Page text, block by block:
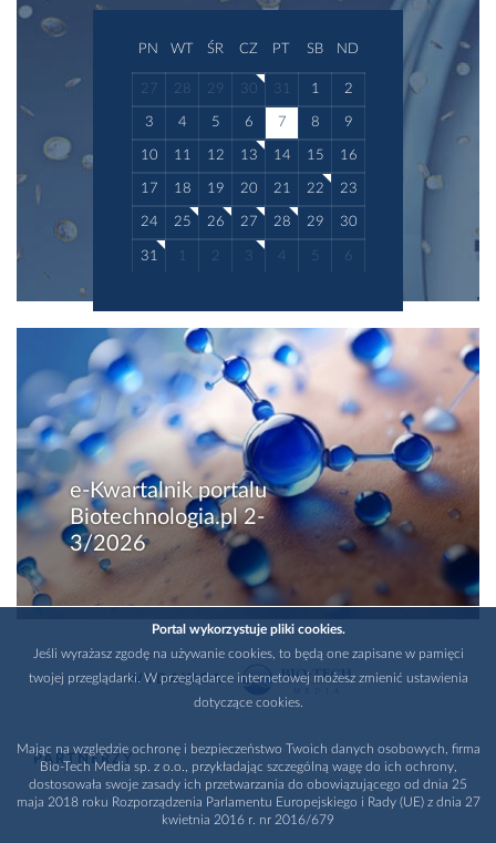
PN WT ŚR CZ PT SB ND
27 28 29 30 31 1 2
3 4 5 6 7 8 9
10 11 12 13 14 15 16
17 18 19 20 21 22 23
24 25 26 27 28 29 30
31 1 2 3 4 5 6
e-Kwartalnik portalu
Biotechnologia.pl 2-
3/2026
WYDAWCA
PARTNERZY
Portal wykorzystuje pliki cookies.
Jeśli wyrażasz zgodę na używanie cookies, to będą one zapisane w pamięci
twojej przeglądarki. W przeglądarce internetowej możesz zmienić ustawienia
dotyczące cookies.
Mając na względzie ochronę i bezpieczeństwo Twoich danych osobowych, firma
Bio-Tech Media sp. z o.o., przykładając szczególną wagę do ich ochrony,
dostosowała swoje zasady ich przetwarzania do obowiązującego od dnia 25
maja 2018 roku Rozporządzenia Parlamentu Europejskiego i Rady (UE) z dnia 27
kwietnia 2016 r. nr 2016/679